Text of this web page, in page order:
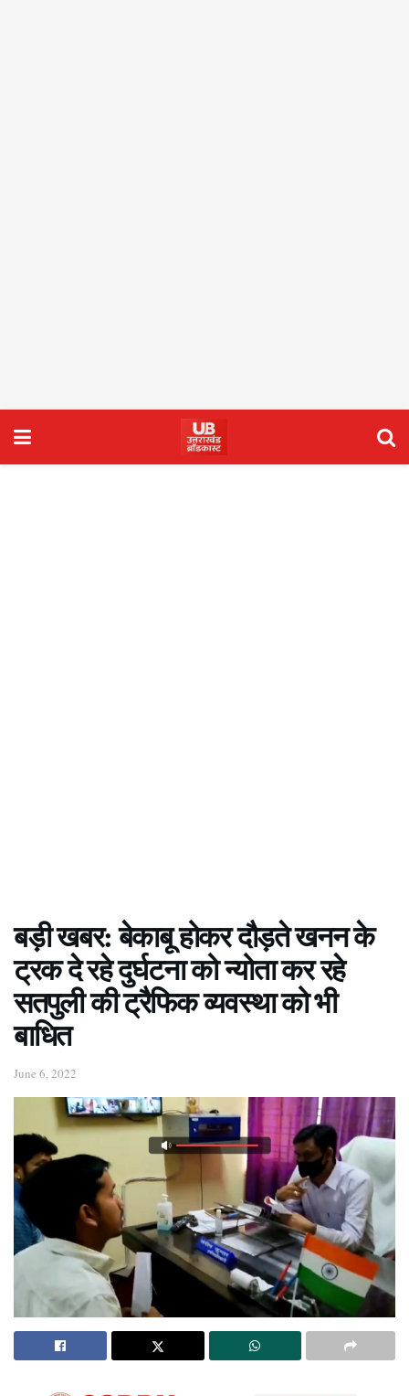
बड़ी खबर: बेकाबू होकर दौड़ते खनन के
ट्रक दे रहे दुर्घटना को न्योता कर रहे
सतपुली की ट्रैफिक व्यवस्था को भी
बाधित
June 6, 2022